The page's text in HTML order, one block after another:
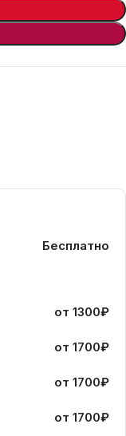
Бесплатно
от 1300₽
от 1700₽
от 1700₽
от 1700₽